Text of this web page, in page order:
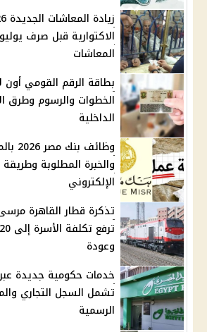
الاكتوارية قبل صرف
المعاشات
الخطوات والرسوم وطرق
الداخلية
والخبرة المطلوبة
الإلكتروني
وعودة
خدمات حكومية جديدة عبر
تشمل السجل التجاري
الرسمية